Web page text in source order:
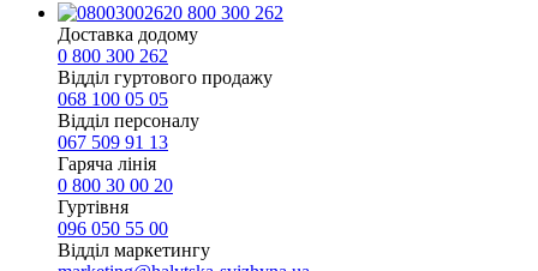
0 800 300 262
Доставка додому
0 800 300 262
Відділ гуртового продажу
068 100 05 05​
Відділ персоналу
067 509 91 13
Гаряча лінія
0 800 30 00 20
Гуртівня
096 050 55 00
Відділ маркетингу